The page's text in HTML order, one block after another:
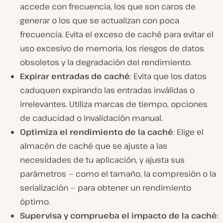
accede con frecuencia, los que son caros de
generar o los que se actualizan con poca
frecuencia. Evita el exceso de caché para evitar el
uso excesivo de memoria, los riesgos de datos
obsoletos y la degradación del rendimiento.
Expirar entradas de caché: Evita que los datos
caduquen expirando las entradas inválidas o
irrelevantes. Utiliza marcas de tiempo, opciones
de caducidad o invalidación manual.
Optimiza el rendimiento de la caché: Elige el
almacén de caché que se ajuste a las
necesidades de tu aplicación, y ajusta sus
parámetros — como el tamaño, la compresión o la
serialización — para obtener un rendimiento
óptimo.
Supervisa y comprueba el impacto de la caché: